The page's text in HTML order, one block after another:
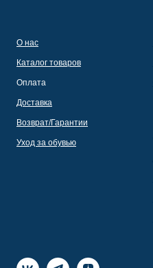
О нас
Каталог товаров
Оплата
Доставка
Возврат/Гарантии
Уход за обувью